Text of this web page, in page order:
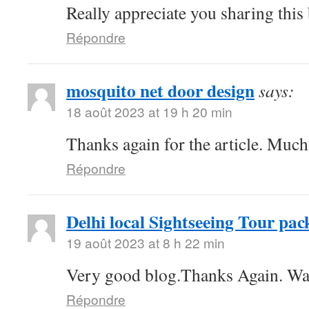
Really appreciate you sharing
Répondre
mosquito net door designsays:
18 août 2023 at 19 h 20 min
Thanks again for the article.
Répondre
Delhi local Sightseeing Tour
19 août 2023 at 8 h 22 min
Very good blog.Thanks Again.
Répondre